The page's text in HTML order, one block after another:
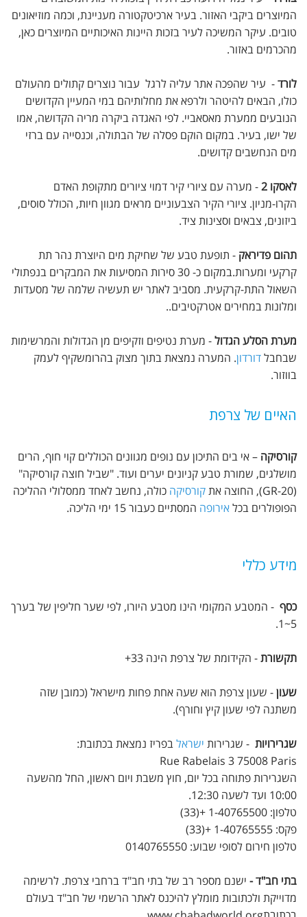
המיוצרים ביקבי האזור. בעיר ארכיטקטורה מעניינת, וכמה מוזיאונים
טובים. עיקר המשיכה לעיר בזכות היינות האיכותיים המיוצרים כאן,
מהכרמים באזור.
לורד- עיר שהפכה אתר עליה לרגל עבור נוצרים קתולים מהעולם
כולו, הבאים להיטהר ולרפא את מחלותיהם במי המעיין הקדושים
הנובעים ממערת מאסאביי. לפי האגדה ביקרה מריה הקדושה, אמו
של ישו, בעיר. במקום הוקם פסלה של הבתולה, וכנסייה עם ברזי
מים הנחשבים קדושים.
לאסקו 2
- מערה עם ציורי קיר דמוי ציורים מתקופת האדם
הקרו-מניון. ציורי הקיר הצבעוניים מראים מגוון חיות, הכולל סוסים,
ביזונים, צבאים וסצינות ציד.
תהום פדיראק - תופעת טבע של שחיקת מים היוצרת נהר תת
קרקעי ומערות.במקום כ- 30 סירות המסיעות את המבקרים בנפתולי
השאול התת-קרקעית. מסביב לאתר יש תעשיה שלמה של מסעדות
ומלונות במחירים אטרקטיבים..
מערת הסלע הגדול- מערת נטיפים וזקיפים מן הגדולות והמרשימות
שבחבלדורדון. המערה נמצאת בתוך מצוק בהרומשקיף לעמק
בווזור.
האיים של צרפת
קורסיקה – אי בים התיכון עם נופים מגוונים הכוללים קוי חוף, הרים
מושלגים, שמורת טבע קניונים יערים ועוד. "שביל חוצה קורסיקה"
(GR-20), החוצה את
קורסיקה כולה, נחשב לאחד ממסלולי ההליכה
הפופולרים בכלאירופה המסתיים כעבור 15 ימי הליכה.
מידע כללי
כסף - המטבע המקומי הינו מטבע היורו, לפי שער חליפין של בערך
5~1.
תקשורת- הקידומת של צרפת הינה 33+
שעון- שעון צרפת הוא שעה אחת פחות מישראל (כמובן שזה
משתנה לפי שעון קיץ וחורף).
שגרירויות - שגרירות ישראלבפריז נמצאת בכתובת:
Rue Rabelais 3 75008 Paris
השגרירות פתוחה בכל יום, חוץ משבת ויום ראשון, החל מהשעה
10:00 ועד לשעה 12:30.
טלפון: 1-40765500 +(33)
פקס: 1-40765555 +(33)
טלפון חירום לסופי שבוע: 0140765550
בתי חב"ד - ישנם מספר רב של בתי חב"ד ברחבי צרפת. לרשימה
מדוייקת ולכתובות מומלץ להיכנס לאתר הרשמי של חב"ד בעולם